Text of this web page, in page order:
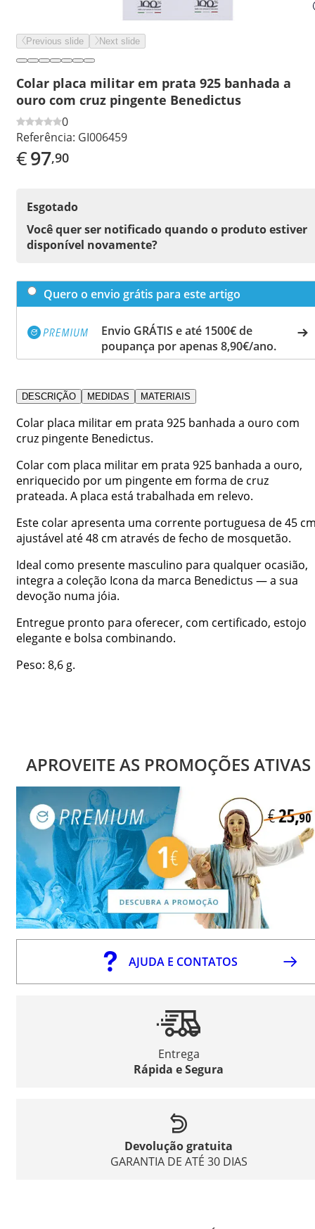
Previous slide Next slide
Colar placa militar em prata 925 banhada a
ouro com cruz pingente Benedictus
0
Referência: GI006459
€97,90
Esgotado
Você quer ser notificado quando o produto estiver
disponível novamente?
Quero o envio grátis para este artigo
Envio GRÁTIS e até 1500€ de
poupança por apenas 8,90€/ano.
DESCRIÇÃO MEDIDAS MATERIAIS
Colar placa militar em prata 925 banhada a ouro com
cruz pingente Benedictus.
Colar com placa militar em prata 925 banhada a ouro,
enriquecido por um pingente em forma de cruz
prateada. A placa está trabalhada em relevo.
Este colar apresenta uma corrente portuguesa de 45
ajustável até 48 cm através de fecho de mosquetão.
Ideal como presente masculino para qualquer ocasião,
integra a coleção Icona da marca Benedictus — a sua
devoção numa jóia.
Entregue pronto para oferecer, com certificado, estojo
elegante e bolsa combinando.
Peso: 8,6 g.
APROVEITE AS PROMOÇÕES ATIVAS
AJUDA E CONTATOS
Entrega
Rápida e Segura
Devolução gratuita
GARANTIA DE ATÉ 30 DIAS